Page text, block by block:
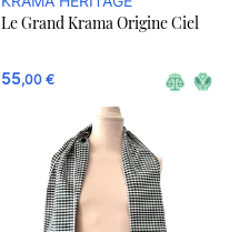
Le Grand Krama Origine Ciel
55,00 €